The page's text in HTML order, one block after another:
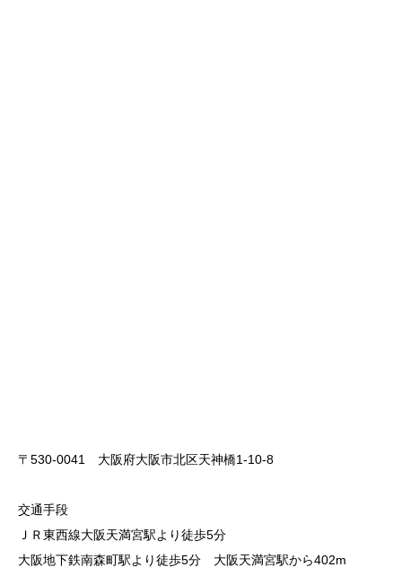
〒530-0041 大阪府大阪市北区天神橋1-10-8
交通手段
ＪＲ東西線大阪天満宮駅より徒歩5分
大阪地下鉄南森町駅より徒歩5分 大阪天満宮駅から402m